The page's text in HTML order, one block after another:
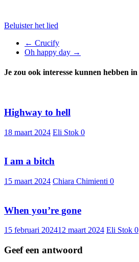
Beluister het lied
← Crucify
Oh happy day →
Je zou ook interesse kunnen hebben in
Highway to hell
18 maart 2024 Eli Stok 0
I am a bitch
15 maart 2024 Chiara Chimienti 0
When you’re gone
15 februari 202412 maart 2024 Eli Stok 0
Geef een antwoord